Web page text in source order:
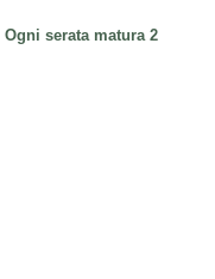
Ogni serata matura 2